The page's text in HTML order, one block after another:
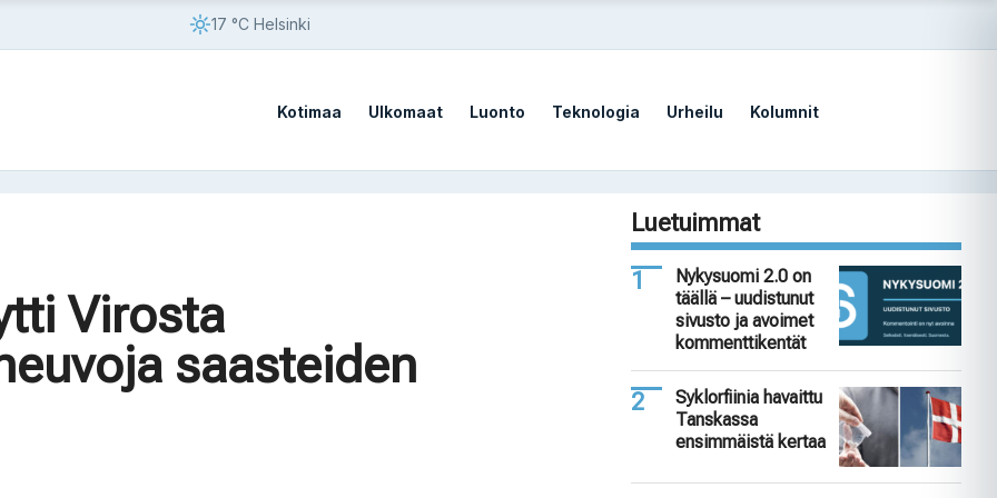
17 °C Helsinki
Kotimaa Ulkomaat Luonto Teknologia Urheilu Kolumnit
sotilastukikohdista
Virosta
saasteiden
Luetuimmat
Nykysuomi 2.0 on
täällä – uudistunut
sivusto ja avoimet
kommenttikentät
Syklorfiinia havaittu
Tanskassa
ensimmäistä kertaa